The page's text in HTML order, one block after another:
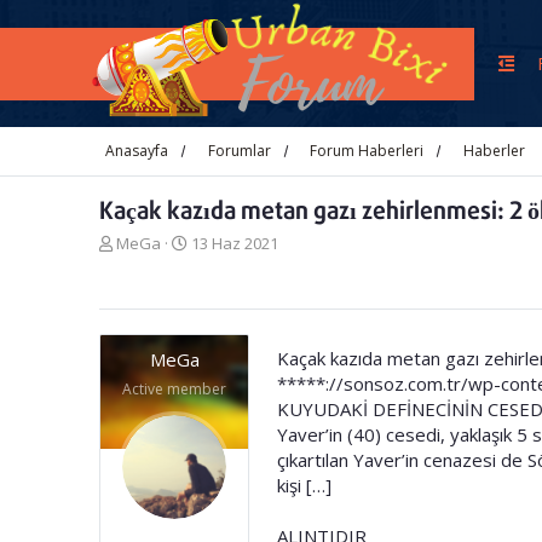
Anasayfa Forumlar Forum Haberleri Haberler
Kaçak kazıda metan gazı zehirlenmesi: 2
K
u
y
u
a
ş
a
MeGa
B
l
a
n
g
ı
ç
a
r
i
13 Haz 2021
MeGa
Active member
Kaçak kazıda metan gazı
*****://sonsoz.com.tr/wp-
KUYUDAKİ DEFİNECİNİN
Yaver’in (40) cesedi, yaklaşık 5
çıkartılan Yaver’in cenazesi
kişi […]
ALINTIDIR